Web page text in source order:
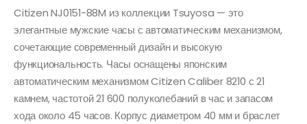
Citizen NJ0151-88M из коллекции Tsuyosa — это
элегантные мужские часы с автоматическим механизмом,
сочетающие современный дизайн и высокую
функциональность. Часы оснащены японским
автоматическим механизмом Citizen Caliber 8210 с 21
камнем, частотой 21 600 полуколебаний в час и запасом
хода около 45 часов. Корпус диаметром 40 мм и браслет